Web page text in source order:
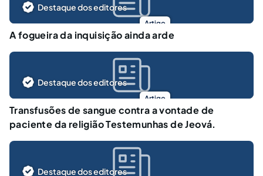
Artigo
Destaque dos editores
A fogueira da inquisição ainda arde
Artigo
Destaque dos editores
Transfusões de sangue contra a vontade de
paciente da religião Testemunhas de Jeová.
Destaque dos editores